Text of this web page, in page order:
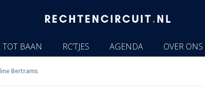
BAAN RC’TJES AGENDA OVER ONS
Bertrams